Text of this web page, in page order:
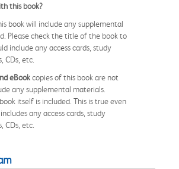
this book?
book will include any supplemental
Please check the title of the book to
include any access cards, study
CDs, etc.
eBookcopies of this book are not
any supplemental materials.
itself is included. This is true even
any access cards, study
CDs, etc.